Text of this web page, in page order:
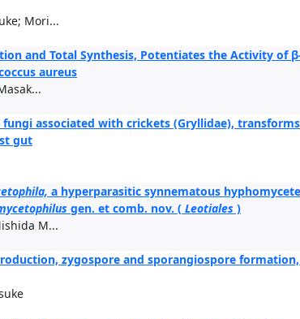
Mori...
and Total Synthesis, Potentiates the Activity of
aureus
associated with crickets (Gryllidae), transforms
gut
a hyperparasitic synnematous
gen. et comb. nov. ( Leotiales )
M...
zygospore and sporangiospore